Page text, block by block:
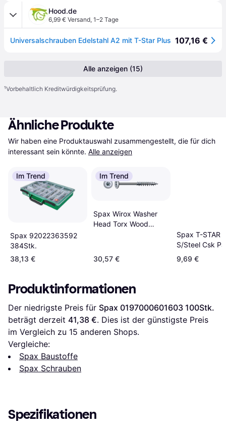
Hood.de
6,99 € Versand, 1–2 Tage
Universalschrauben Edelstahl A2 mit T-Star Plus 107,16 €
Alle anzeigen (15)
¹Vorbehaltlich Kreditwürdigkeitsprüfung.
Ähnliche Produkte
Wir haben eine Produktauswahl zusammengestellt, die für dich
interessant sein könnte. Alle anzeigen
Im Trend
Spax 92022363592
384Stk.
38,13 €
Im Trend
Spax Wirox Washer
Head Torx Wood
30,57 €
Spax T-STAR
S/Steel Csk
Thread
9,69 €
Produktinformationen
Der niedrigste Preis für Spax 0197000601603 100Stk.
beträgt derzeit 41,38 €. Dies ist der günstigste Preis
im Vergleich zu 15 anderen Shops.
Vergleiche:
Spax Baustoffe
Spax Schrauben
Spezifikationen